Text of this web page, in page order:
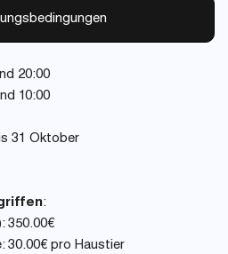
20:00
10:00
31 Oktober
:
350.00€
30.00€ pro Haustier